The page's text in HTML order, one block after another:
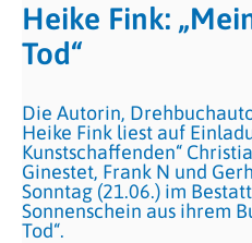
Heike Fink:
Tod“
Die Autorin,
Heike Fink liest auf
Kunstschaffenden“
Ginestet, Frank N und
Sonntag (21.06.) im
Sonnenschein aus ihrem
Tod“.